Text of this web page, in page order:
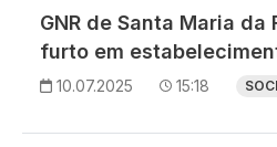
GNR de Santa Maria
furto em
10.07.2025 15:18